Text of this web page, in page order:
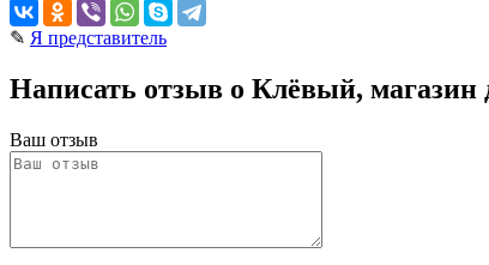
✎ Я представитель
Написать отзыв о Клёвый, магазин
Ваш отзыв